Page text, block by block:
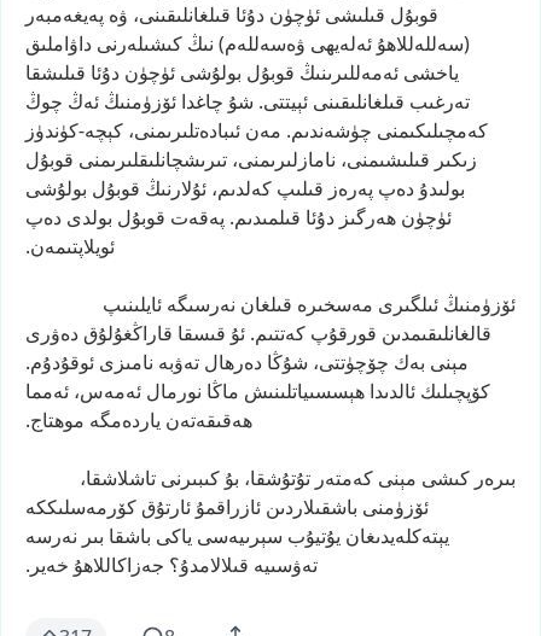
قوبۇل قىلىشى ئۈچۈن دۇئا قىلغانلىقىنى، ۋە پەيغەمبەر
(سەللەللاھۇ ئەلەيھى ۋەسەللەم) نىڭ كىشىلەرنى داۋاملىق
ياخشى ئەمەللىرىنىڭ قوبۇل بولۇشى ئۈچۈن دۇئا قىلىشقا
تەرغىب قىلغانلىقىنى ئېيتتى. شۇ چاغدا ئۆزۈمنىڭ ئەڭ چوڭ
كەمچىلىكىمنى چۈشەندىم. مەن ئىبادەتلىرىمنى، كېچە-كۈندۈز
زىكىر قىلىشىمنى، نامازلىرىمنى، تىرىشچانلىقلىرىمنى قوبۇل
بولىدۇ دەپ پەرەز قىلىپ كەلدىم، ئۇلارنىڭ قوبۇل بولۇشى
ئۈچۈن ھەرگىز دۇئا قىلمىدىم. پەقەت قوبۇل بولدى دەپ
ئويلاپتىمەن.
ئۆزۈمنىڭ ئىلگىرى مەسخىرە قىلغان نەرسىگە ئايلىنىپ
قالغانلىقىمدىن قورقۇپ كەتتىم. ئۇ قىسقا قاراڭغۇلۇقدەۋرى
مېنى بەك چۆچۈتتى، شۇڭا دەرھال تەۋبە نامىزى ئوقۇدۇم.
كۆپچىلىك ئالدىدا ھېسسىياتلىنىش ماڭا نورمال ئەمەس، ئەمما
ھەقىقەتەن ياردەمگە موھتاج.
بىرەر كىشى مېنى كەمتەر تۇتۇشقا، بۇ كىبىرنى تاشلاشقا،
ئۆزۈمنى باشقىلاردىن ئازراقمۇ ئارتۇقكۆرمەسلىككە
يېتەكلەيدىغان يۇتيۇب سېرىيەسى ياكى باشقا بىر نەرسە
تەۋسىيە قىلالامدۇ؟ جەزاكاللاھۇ خەير.